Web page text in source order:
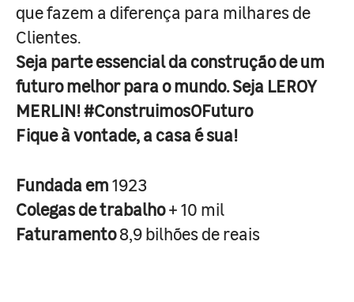
que fazem a diferença para milhares de
Clientes.
Seja parte essencial da construção de um
futuro melhor para o mundo. Seja LEROY
MERLIN! #ConstruimosOFuturo
Fique à vontade, a casa é sua!
Fundada em1923
Colegas de trabalho+ 10 mil
Faturamento8,9 bilhões de reais